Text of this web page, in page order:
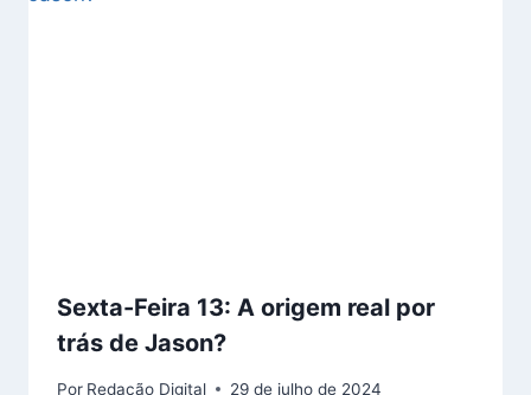
Sexta-Feira 13: A origem real por
trás de Jason?
Por Redação Digital 29 de julho de 2024